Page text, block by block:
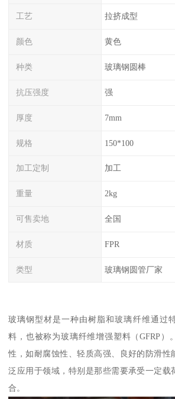
工艺 拉挤成型
颜色 黄色
种类 玻璃钢圆棒
抗压强度 强
厚度 7mm
规格 150*100
加工定制 加工
重量 2kg
可售卖地 全国
材质 FPR
类型 玻璃钢圆管厂家
玻璃钢型材是一种由树脂和玻璃纤维通过
料，也被称为玻璃纤维增强塑料（GFRP）
性，如耐腐蚀性、轻质高强、良好的防滑性
泛应用于领域，特别是那些需要承受一定载
合。